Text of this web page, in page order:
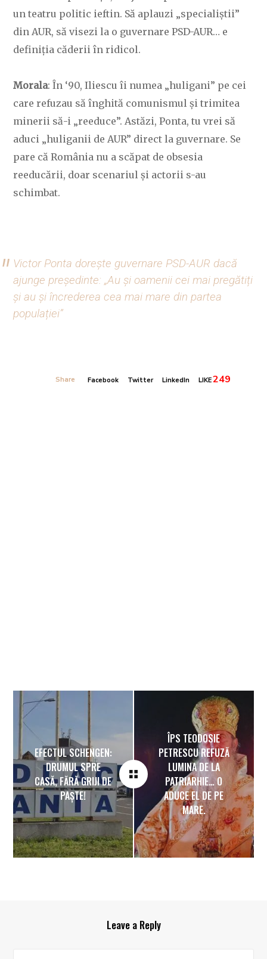
un teatru politic ieftin. Să aplauzi „specialiștii”
din AUR, să visezi la o guvernare PSD-AUR… e
definiția căderii în ridicol.
Morala: În ‘90, Iliescu îi numea „huligani” pe cei
care refuzau să înghită comunismul și trimitea
minerii să-i „reeduce”. Astăzi, Ponta, tu vrei să
aduci „huliganii de AUR” direct la guvernare. Se
pare că România nu a scăpat de obsesia
reeducării, doar scenariul și actorii s-au
schimbat.
Victor Ponta dorește guvernare PSD-AUR dacă
ajunge președinte: „Au și oamenii cei mai pregătiți
și au și încrederea cea mai mare din partea
populației”
Share Facebook Twitter LinkedIn LIKE249
EFECTUL SCHENGEN:
DRUMUL SPRE
CASĂ, FĂRĂ GRIJI DE
PAȘTE!
ÎPS TEODOSIE
PETRESCU REFUZĂ
LUMINA DE LA
PATRIARHIE… O
ADUCE EL DE PE
MARE.
Leave a Reply